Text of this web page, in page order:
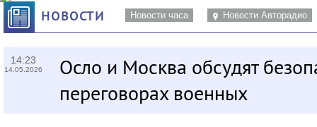
НОВОСТИ Новости часа Новости Авторадио
14:23
14.05.2026
Осло и Москва обсудят
переговорах военных